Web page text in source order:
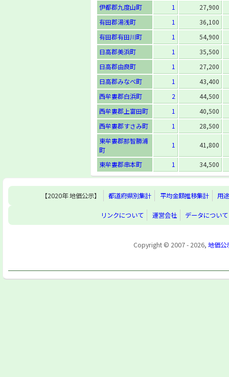
伊都郡九度山町
1
27,900
有田郡湯浅町
1
36,100
有田郡有田川町
1
54,900
日高郡美浜町
1
35,500
日高郡由良町
1
27,200
日高郡みなべ町
1
43,400
西牟婁郡白浜町
2
44,500
西牟婁郡上富田町
1
40,500
西牟婁郡すさみ町
1
28,500
東牟婁郡那智勝浦
町
1 41,800
東牟婁郡串本町 1 34,500
【2020年 地価公示】 都道府県別集計 平均金額推移集計 用
リンクについて 運営会社 データについて
Copyright © 2007 - 2026, 地価公